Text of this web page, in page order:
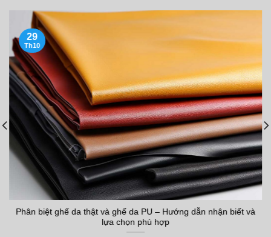
Phân biệt ghế da thật và ghế da PU – Hướng dẫn nhận biết và
lựa chọn phù hợp
29
Th10